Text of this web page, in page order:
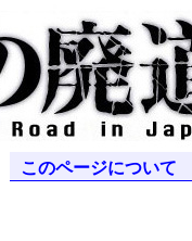
このページについて